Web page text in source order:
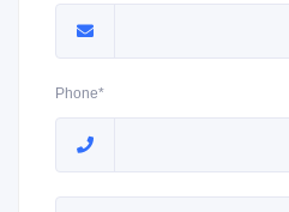
Phone*